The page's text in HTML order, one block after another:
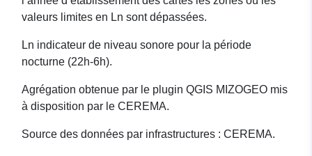
valeurs limites en Ln sont dépassées.
Ln indicateur de niveau sonore pour la période
nocturne (22h-6h).
Agrégation obtenue par le plugin QGIS MIZOGEO mis
à disposition par le CEREMA.
Source des données par infrastructures : CEREMA.